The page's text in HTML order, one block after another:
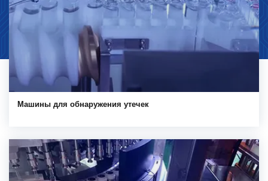
Машины для обнаружения утечек